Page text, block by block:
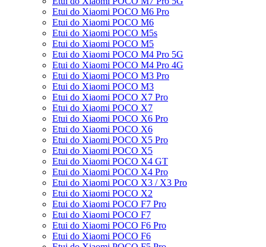
Etui do Xiaomi POCO M6 Pro
Etui do Xiaomi POCO M6
Etui do Xiaomi POCO M5s
Etui do Xiaomi POCO M5
Etui do Xiaomi POCO M4 Pro 5G
Etui do Xiaomi POCO M4 Pro 4G
Etui do Xiaomi POCO M3 Pro
Etui do Xiaomi POCO M3
Etui do Xiaomi POCO X7 Pro
Etui do Xiaomi POCO X7
Etui do Xiaomi POCO X6 Pro
Etui do Xiaomi POCO X6
Etui do Xiaomi POCO X5 Pro
Etui do Xiaomi POCO X5
Etui do Xiaomi POCO X4 GT
Etui do Xiaomi POCO X4 Pro
Etui do Xiaomi POCO X3 / X3 Pro
Etui do Xiaomi POCO X2
Etui do Xiaomi POCO F7 Pro
Etui do Xiaomi POCO F7
Etui do Xiaomi POCO F6 Pro
Etui do Xiaomi POCO F6